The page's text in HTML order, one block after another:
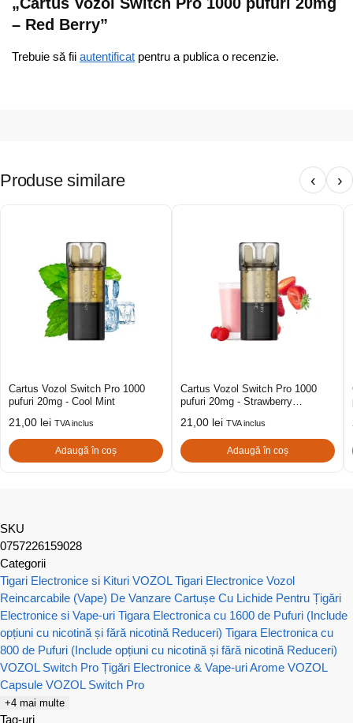
„Cartus Vozol Switch Pro 1000 pufuri 20mg
– Red Berry”
Trebuie să fii autentificat pentru a publica o recenzie.
Produse similare ‹ ›
Cartus Vozol Switch Pro 1000
pufuri 20mg - Cool Mint
21,00 lei TVA inclus
Adaugă în coș
Cartus Vozol Switch Pro 1000
pufuri 20mg - Strawberry
21,00 lei TVA inclus
Adaugă în coș
SKU
0757226159028
Categorii
Tigari Electronice si Kituri VOZOL Tigari Electronice Vozol
Reincarcabile (Vape) De Vanzare Cartușe Cu Lichide Pentru Țigări
Electronice si Vape-uri Tigara Electronica cu 1600 de Pufuri (Include
opțiuni cu nicotină și fără nicotină Reduceri) Tigara Electronica cu
800 de Pufuri (Include opțiuni cu nicotină și fără nicotină Reduceri)
VOZOL Switch Pro Țigări Electronice & Vape-uriArome VOZOL
Capsule VOZOL Switch Pro
+4 mai multe
Tag-uri